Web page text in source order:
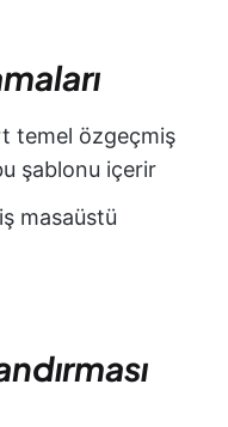
temel özgeçmiş
şablonu içerir
masaüstü